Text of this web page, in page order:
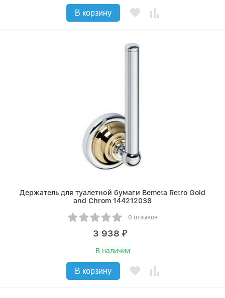
В корзину
Держатель для туалетной бумаги Bemeta Retro Gold
and Сhrom 144212038
0 отзывов
3 938 ₽
В наличии
В корзину